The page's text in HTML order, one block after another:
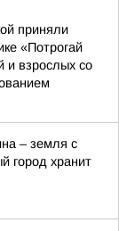
приняли
«Потрогай
и взрослых со
– земля с
город хранит